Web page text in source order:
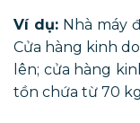
Ví dụ:Nhà máy
Cửa hàng kinh
lên; cửa hàng
tồn chứa từ 70